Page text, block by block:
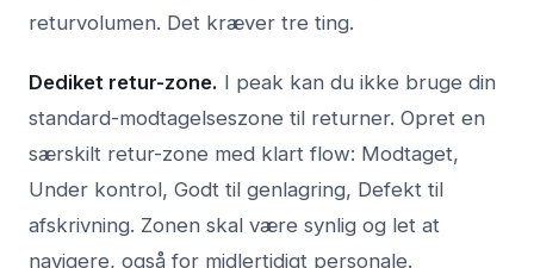
returvolumen. Det kræver tre ting.
Dediket retur-zone. I peak kan du ikke bruge din
standard-modtagelseszone til returner. Opret en
særskilt retur-zone med klart flow: Modtaget,
Under kontrol, Godt til genlagring, Defekt til
afskrivning. Zonen skal være synlig og let at
navigere, også for midlertidigt personale.